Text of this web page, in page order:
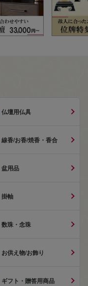
仏壇用仏具
線香/お香/焼香・香合
盆用品
掛軸
数珠・念珠
お供え物/お飾り
ギフト・贈答用商品